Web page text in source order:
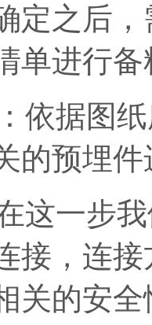
定之后
单进行
依据图
的预埋
这一步
接，连
关的安